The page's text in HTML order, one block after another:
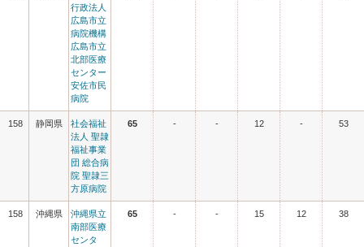
行政法人
広島市立
病院機構
広島市立
北部医療
センター
安佐市民
病院
158 静岡県
社会福祉
法人 聖隷
福祉事業
団 総合病
院 聖隷三
方原病院
65 - - 12 - 53
158 沖縄県
沖縄県立
南部医療
センタ
65 - - 15 12 38